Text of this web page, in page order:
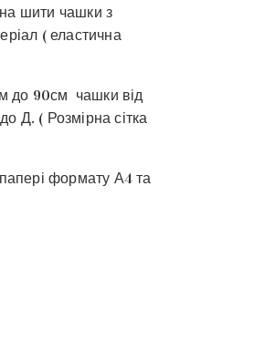
шити чашки з
( еластична
до 90см чашки від
Д. ( Розмірна сітка
формату А4 та